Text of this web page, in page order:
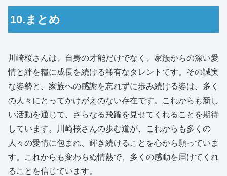
10.まとめ
川崎桜さんは、自身の才能だけでなく、家族からの深い愛
情と絆を糧に成長を続ける稀有なタレントです。その誠実
な姿勢と、家族への感謝を忘れずに歩み続ける姿は、多く
の人々にとってかけがえのない存在です。これからも新し
い活動を通じて、さらなる飛躍を見せてくれることを期待
しています。川崎桜さんの歩む道が、これからも多くの
人々の愛情に包まれ、輝き続けることを心から願っていま
す。これからも変わらぬ情熱で、多くの感動を届けてくれ
ることを信じています。